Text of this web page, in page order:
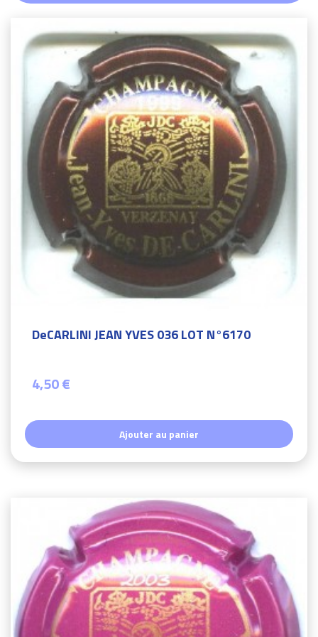
DeCARLINI JEAN YVES 036 LOT N°6170
4,50 €
Ajouter au panier